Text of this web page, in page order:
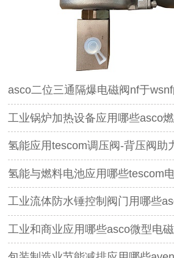
asco二位三通隔爆电磁阀nf于
工业锅炉加热设备应用哪些asco
氢能应用tescom调压阀-背压阀助
氢能与燃料电池应用哪些tescom电动气
工业流体防水锤控制阀门用哪些asco
工业和商业应用哪些asco微型电磁阀